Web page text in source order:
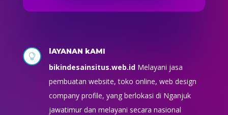

lAYANAN kAMI
bikindesainsitus.web.idMelayani jasa
pembuatan website, toko online, web design
company profile, yang berlokasi di Nganjuk
jawatimur dan melayani secara nasional